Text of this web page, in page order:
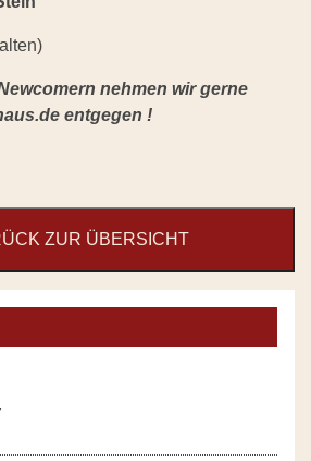
nehmen wir gerne
entgegen !
ZUR ÜBERSICHT